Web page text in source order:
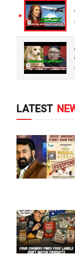
LATEST